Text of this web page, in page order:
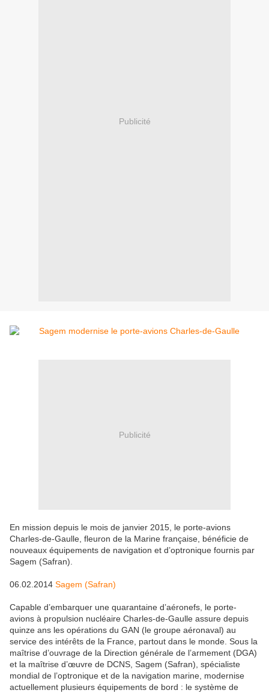
Publicité
Publicité
En mission depuis le mois de janvier 2015, le porte-avions
Charles-de-Gaulle, fleuron de la Marine française, bénéficie de
nouveaux équipements de navigation et d’optronique fournis par
Sagem (Safran).
06.02.2014 Sagem (Safran)
Capable d’embarquer une quarantaine d’aéronefs, le porte-
avions à propulsion nucléaire Charles-de-Gaulle assure depuis
quinze ans les opérations du GAN (le groupe aéronaval) au
service des intérêts de la France, partout dans le monde. Sous la
maîtrise d’ouvrage de la Direction générale de l’armement (DGA)
et la maîtrise d’œuvre de DCNS, Sagem (Safran), spécialiste
mondial de l’optronique et de la navigation marine, modernise
actuellement plusieurs équipements de bord : le système de